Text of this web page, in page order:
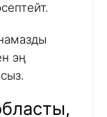
эң